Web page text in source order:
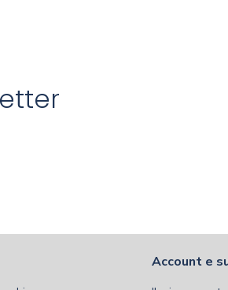
Account e